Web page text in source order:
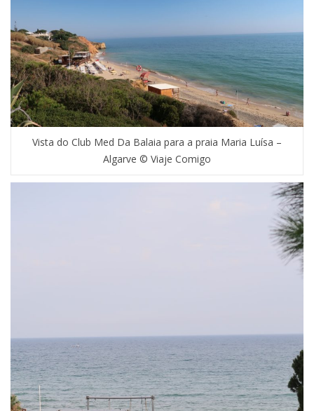
Vista do Club Med Da Balaia para a praia Maria Luísa –
Algarve © Viaje Comigo